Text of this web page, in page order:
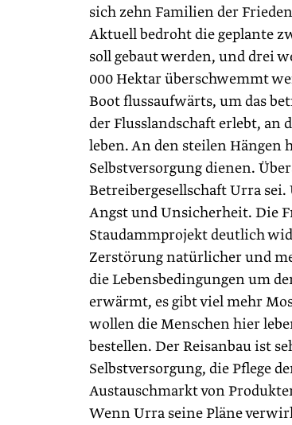
sich zehn Familien der
Aktuell bedroht die geplante
soll gebaut werden, und drei
000 Hektar überschwemmt
Boot flussaufwärts, um das
der Flusslandschaft erlebt, an
leben. An den steilen Hängen
Selbstversorgung dienen.
Betreibergesellschaft Urra
Angst und Unsicherheit. Die
Staudammprojekt deutlich
Zerstörung natürlicher und
die Lebensbedingungen um
erwärmt, es gibt viel mehr
wollen die Menschen hier
bestellen. Der Reis­anbau ist
Selbstversorgung, die Pflege
Austauschmarkt von
Wenn Urra seine Pläne